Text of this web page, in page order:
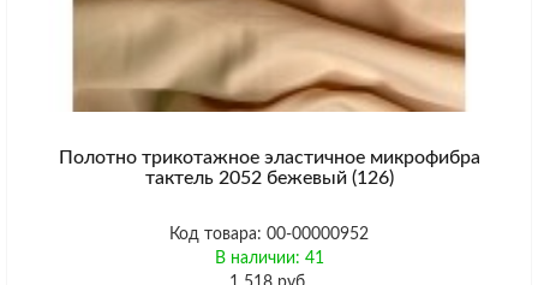
Полотно трикотажное эластичное микрофибра
тактель 2052 бежевый (126)
Код товара: 00-00000952
В наличии: 41